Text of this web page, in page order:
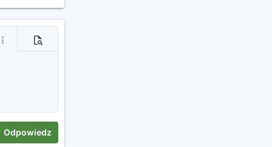
opcji...
Podgląd
Odpowiedz